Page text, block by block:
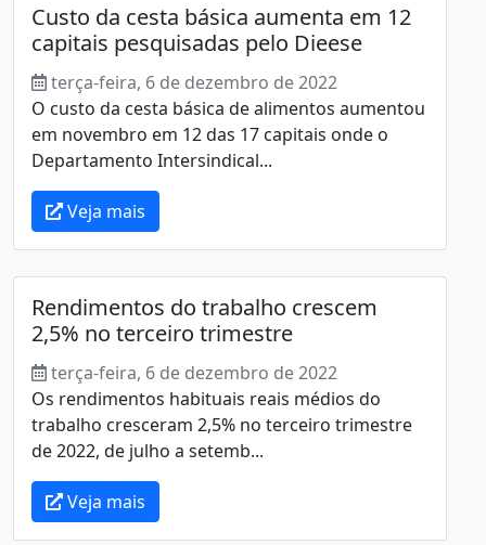
Custo da cesta básica aumenta em 12
capitais pesquisadas pelo Dieese
terça-feira, 6 de dezembro de 2022
O custo da cesta básica de alimentos aumentou
em novembro em 12 das 17 capitais onde o
Departamento Intersindical...
Veja mais
Rendimentos do trabalho crescem
2,5% no terceiro trimestre
terça-feira, 6 de dezembro de 2022
Os rendimentos habituais reais médios do
trabalho cresceram 2,5% no terceiro trimestre
de 2022, de julho a setemb...
Veja mais